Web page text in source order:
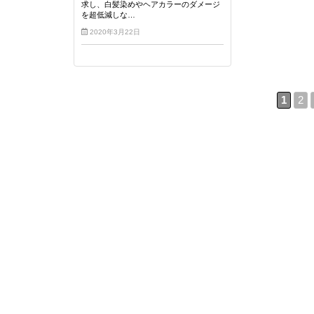
求し、白髪染めやヘアカラーのダメージ
を超低減しな…
2020年3月22日
1 2